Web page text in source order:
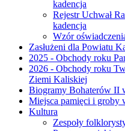
kadencja
Rejestr Uchwał
kadencja
Wzór
Zasłużeni dla Powiatu
2025 - Obchody roku
2026 - Obchody roku
Ziemi Kaliskiej
Biogramy Bohaterów II
Miejsca pamięci i groby
Kultura
Zespoły